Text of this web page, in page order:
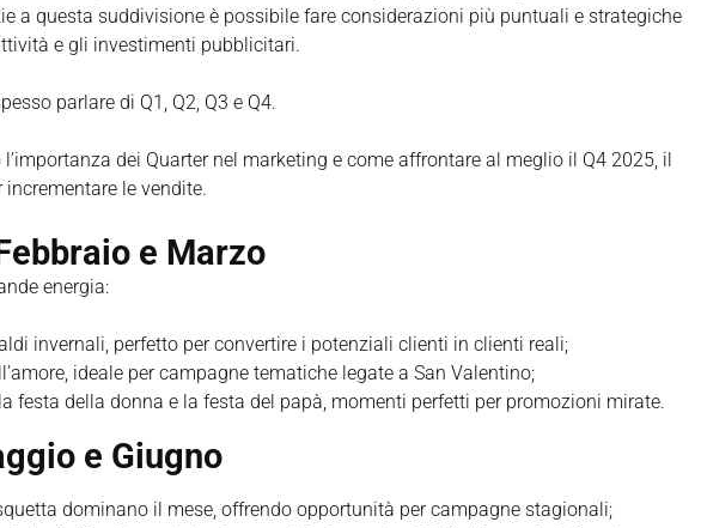
a questa suddivisione è possibile fare considerazioni più puntuali e strategiche
e gli investimenti pubblicitari.
parlare di Q1, Q2, Q3 e Q4.
dei Quarter nel marketing e come affrontare al meglio il Q4 2025, il
le vendite.
e Marzo
energia:
invernali, perfetto per convertire i potenziali clienti in clienti reali;
ideale per campagne tematiche legate a San Valentino;
festa della donna e la festa del papà, momenti perfetti per promozioni mirate.
e Giugno
dominano il mese, offrendo opportunità per campagne stagionali;